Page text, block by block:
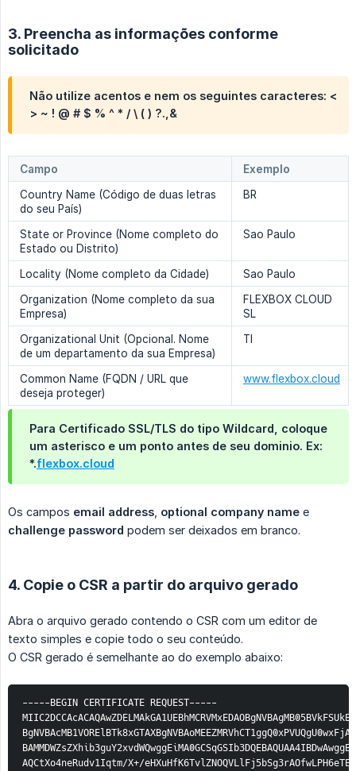
3. Preencha as informações conforme
solicitado
Não utilize acentos e nem os seguintes caracteres: <
> ~ ! @ # $ % ^ * / \ ( ) ?.,&
Campo
Exemplo
Country Name (Código de duas letras
do seu País)
BR
State or Province (Nome completo do
Estado ou Distrito)
Sao Paulo
Locality (Nome completo da Cidade)
Sao Paulo
Organization (Nome completo da sua
Empresa)
FLEXBOX CLOUD
SL
Organizational Unit (Opcional. Nome
de um departamento da sua Empresa)
TI
Common Name (FQDN / URL que
deseja proteger)
www.flexbox.cloud
Para Certificado SSL/TLS do tipo Wildcard, coloque
um asterisco e um ponto antes de seu dominio. Ex:
*.flexbox.cloud
Os campos email address optional company name e
challenge password podem ser deixados em branco.
4. Copie o CSR a partir do arquivo gerado
Abra o arquivo gerado contendo o CSR com um editor de
texto simples e copie todo o seu conteúdo.
O CSR gerado é semelhante ao do exemplo abaixo:
-----BEGIN CERTIFICATE REQUEST-----
AQCtXo4neRudv1Iqtm/X+/